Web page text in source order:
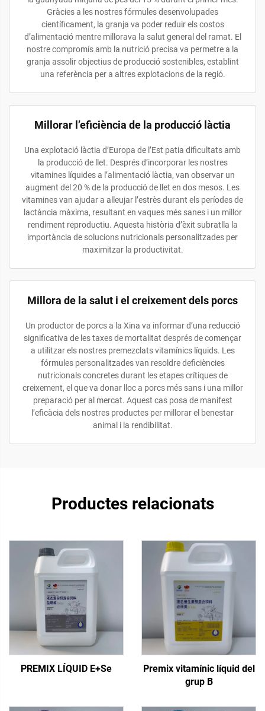
Gràcies a les nostres fórmules desenvolupades
científicament, la granja va poder reduir els costos
d’alimentació mentre millorava la salut general del ramat. El
nostre compromís amb la nutrició precisa va permetre a la
granja assolir objectius de producció sostenibles, establint
una referència per a altres explotacions de la regió.
Millorar l’eficiència de la producció làctia
Una explotació làctia d’Europa de l’Est patia dificultats amb
la producció de llet. Després d’incorporar les nostres
vitamines líquides a l’alimentació làctia, van observar un
augment del 20 % de la producció de llet en dos mesos. Les
vitamines van ajudar a alleujar l’estrès durant els períodes de
lactància màxima, resultant en vaques més sanes i un millor
rendiment reproductiu. Aquesta història d’èxit subratlla la
importància de solucions nutricionals personalitzades per
maximitzar la productivitat.
Millora de la salut i el creixement dels porcs
Un productor de porcs a la Xina va informar d’una reducció
significativa de les taxes de mortalitat després de començar
a utilitzar els nostres premezclats vitamínics líquids. Les
fórmules personalitzades van resoldre deficiències
nutricionals concretes durant les etapes crítiques de
creixement, el que va donar lloc a porcs més sans i una millor
preparació per al mercat. Aquest cas posa de manifest
l’eficàcia dels nostres productes per millorar el benestar
animal i la rendibilitat.
Productes relacionats
PREMIX LÍQUID E+Se
Premix vitamínic líquid del
grup B